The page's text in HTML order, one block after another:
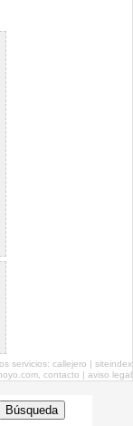
servicios: callejero | siteindex
contacto | aviso legal